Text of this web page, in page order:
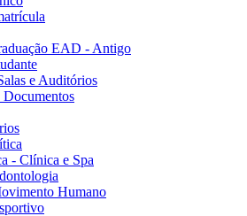
EAD - Antigo
e Auditórios
Documentos
- Clínica e Spa
Humano